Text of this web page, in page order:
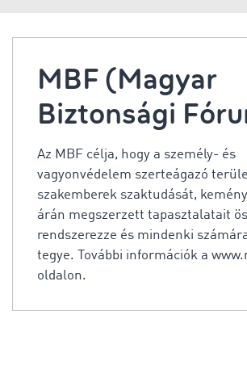
MBF (Magyar
Biztonsági
Az MBF célja, hogy a személy- és
vagyonvédelem szerteágazó
szakemberek szaktudását,
árán megszerzett tapasztalatait
rendszerezze és mindenki
tegye. További információk a
oldalon.